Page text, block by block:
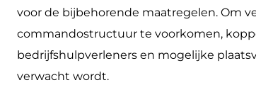
voor de bijbehorende maatregelen. Om
commandostructuur te voorkomen,
bedrijfshulpverleners en mogelijke
verwacht wordt.